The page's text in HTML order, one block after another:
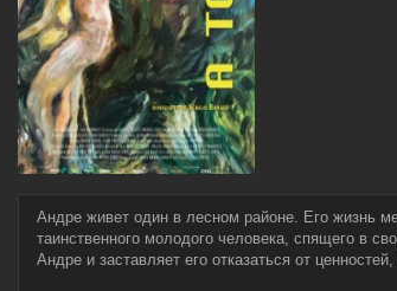
Андре живет один в лесном районе. Его жизнь
таинственного молодого человека, спящего в
Андре и заставляет его отказаться от